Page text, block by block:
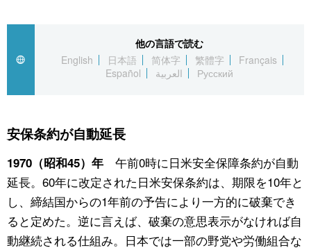
Русский
経済・ビジネス
国際
文化
科学・技術
暮らし
トップ
アーカイブ
In-depth
Japan Data
動画/Live
Books
Cinema
スポーツ・東京2020
他の言語で読む
English
日本語 简体字 繁體字
Français
Español
العربية Русский
安保条約が自動延長
1970（昭和45）年午前0時に日米安全保障条約が自動
延長。60年に改定された日米安保条約は、期限を10年と
し、締結国からの1年前の予告により一方的に破棄でき
ると定めた。逆に言えば、破棄の意思表示がなければ自
動継続される仕組み。日本では一部の野党や労働組合な